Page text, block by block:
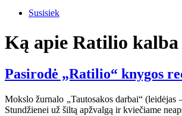
Susisiek
Ką apie Ratilio
Pasirodė „Ratilio“ knygos
Mokslo žurnalo „Tautosakos darbai“
Stundžienei už šiltą apžvalgą ir kviečiame